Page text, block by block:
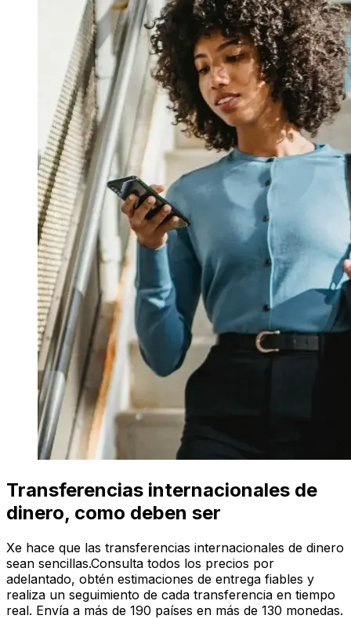
Transferencias internacionales de
dinero, como deben ser
Xe hace que las transferencias internacionales de dinero
sean sencillas.Consulta todos los precios por
adelantado, obtén estimaciones de entrega fiables y
realiza un seguimiento de cada transferencia en tiempo
real. Envía a más de 190 países en más de 130 monedas.